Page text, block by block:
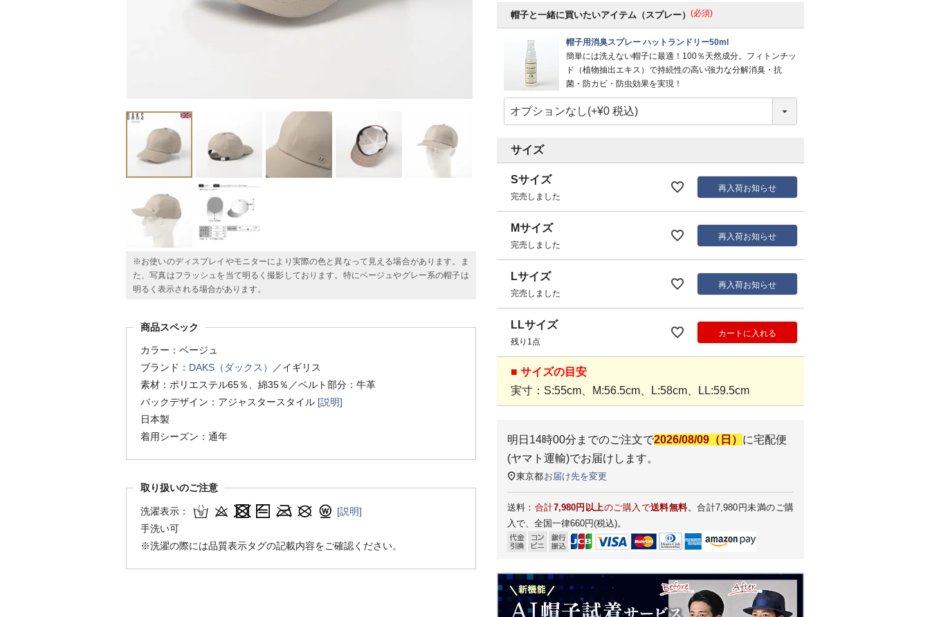
※お使いのディスプレイやモニターにより実際の色と異なって見える場合があります。ま
た、写真はフラッシュを当て明るく撮影しております。特にベージュやグレー系の帽子は
明るく表示される場合があります。
商品スペック
カラー：ベージュ
ブランド： DAKS（ダックス）
／イギリス
素材：ポリエステル65％、綿35％／ベルト部分：牛革
バックデザイン：アジャスタースタイル [説明]
日本製
着用シーズン：通年
取り扱いのご注意
洗濯表示：
[説明]
手洗い可
※洗濯の際には品質表示タグの記載内容をご確認ください。
帽子と一緒に買いたいアイテム（スプレー） (必須)
帽子用消臭スプレー ハットランドリー50ml
簡単には洗えない帽子に最適！100％天然成分。フィトンチッ
ド（植物抽出エキス）で持続性の高い強力な分解消臭・抗
菌・防カビ・防虫効果を実現！
サイズ
Sサイズ
完売しました
再入荷お知らせ
Mサイズ
完売しました
再入荷お知らせ
Lサイズ
完売しました
再入荷お知らせ
LLサイズ
残り1点
カートに入れる
■ サイズの目安
実寸：S:55cm、M:56.5cm、L:58cm、LL:59.5cm
明日 14時00分 までのご注文で2026/08/09（日） に宅配便
(ヤマト運輸)でお届けします。
東京都お届け先を変更
送料： 合計7,980円以上のご購入で送料無料。合計7,980円未満のご購
入で、全国一律660円(税込)。